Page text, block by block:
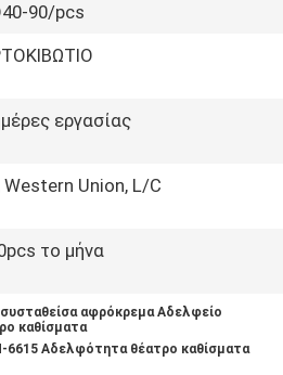
90/pcs
εργασίας
Western Union, L/C
το μήνα
αφρόκρεμα Αδελφείο
καθίσματα
6615 Αδελφότητα θέατρο καθίσματα